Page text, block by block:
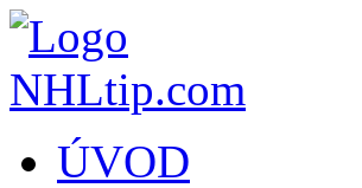
ÚVOD